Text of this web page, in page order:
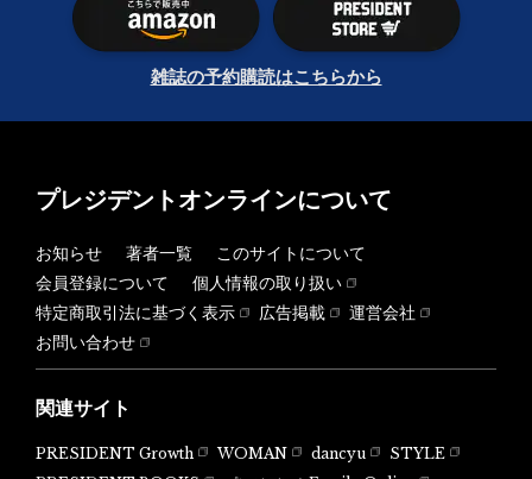
雑誌の予約購読はこちらから
プレジデントオンラインについて
お知らせ 著者一覧
このサイトについて
会員登録について
個人情報の取り扱い
特定商取引法に基づく表示
広告掲載
運営会社
お問い合わせ
関連サイト
PRESIDENT Growth WOMAN dancyu
STYLE